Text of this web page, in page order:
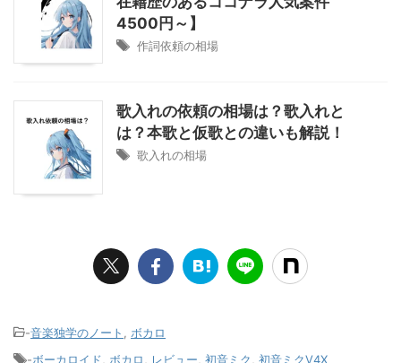
4500円～】
作詞依頼の相場
歌入れの依頼の相場は？歌入れと
は？本歌と仮歌との違いも解説！
歌入れの相場
-音楽独学のノート , ボカロ
-ボーカロイド, ボカロ, レビュー, 初音ミク, 初音ミクV4X